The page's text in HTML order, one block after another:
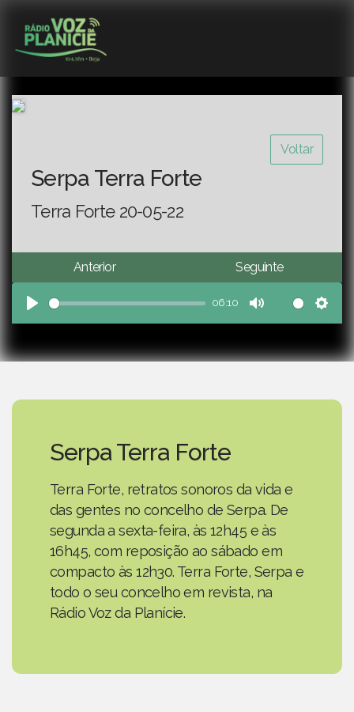
Voltar
Serpa Terra Forte
Terra Forte 20-05-22
Anterior Seguinte
Play
06:10
Mute
Serpa Terra Forte
Terra Forte, retratos sonoros da vida e
das gentes no concelho de Serpa. De
segunda a sexta-feira, às 12h45 e às
16h45, com reposição ao sábado em
compacto às 12h30. Terra Forte, Serpa e
todo o seu concelho em revista, na
Rádio Voz da Planície.